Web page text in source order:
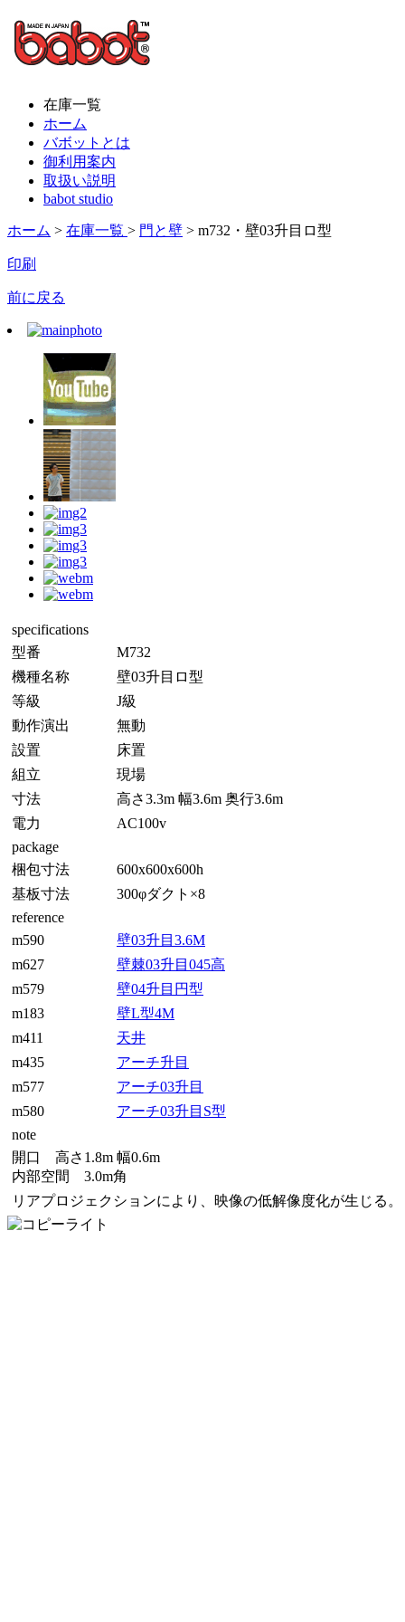
在庫一覧
ホーム
バボットとは
御利用案内
取扱い説明
babot studio
ホーム > 在庫一覧 > 門と壁 > m732・壁03升目ロ型
印刷
前に戻る
specifications
型番
M732
機種名称
壁03升目ロ型
等級
J級
動作演出
無動
設置
床置
組立
現場
寸法
高さ3.3m 幅3.6m 奥行3.6m
電力
AC100v
package
梱包寸法
600x600x600h
基板寸法
300φダクト×8
reference
m590
壁03升目3.6M
m627
壁棘03升目045高
m579
壁04升目円型
m183
壁L型4M
m411
天井
m435
アーチ升目
m577
アーチ03升目
m580
アーチ03升目S型
note
開口 高さ1.8m 幅0.6m
内部空間 3.0m角
リアプロジェクションにより、映像の低解像度化が生じる。